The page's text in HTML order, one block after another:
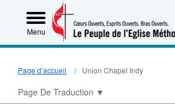
Menu
Page d’accueil Union Chapel Indy
Page De Traduction ▼